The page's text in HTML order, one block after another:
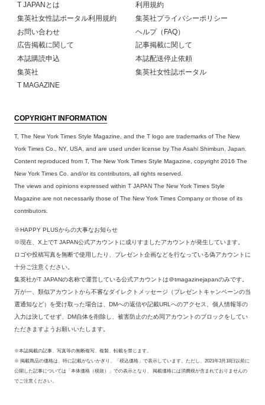
T JAPANとは
利用規約
集英社女性誌ポータル利用規約
集英社プライバシーポリシー
お問い合わせ
ヘルプ（FAQ）
広告掲載に関して
記事掲載に関して
本誌購読申込
本誌配送停止依頼
集英社
集英社女性誌ポータル
T MAGAZINE
COPYRIGHT INFORMATION
T, The New York Times Style Magazine, and the T logo are trademarks of The New
York Times Co., NY, USA, and are used under license by The Asahi Shimbun, Japan.
Content reproduced from T, The New York Times Style Magazine, copyright 2016 The
New York Times Co. and/or its contributors, all rights reserved.
The views and opinions expressed within T JAPAN The New York Times Style
Magazine are not necessarily those of The New York Times Company or those of its
contributors.
※HAPPY PLUSからの大事なお知らせ
※現在、X上でT JAPAN公式アカウントに成りすましたアカウントが発生しています。
ロゴや投稿写真を無断で使用したり、プレゼント企画などを行なっている偽アカウントに
十分ご注意ください。
集英社がT JAPANの名称で運営している公式アカウントは＠tmagazinejapanのみです。
万が一、類似アカウントから不審なダイレクトメッセージ（プレゼントキャンペーンの当
選通知など）を受け取った場合は、DMへの返信や記載URLへのアクセス、個人情報等の
入力は決してせず、DM自体を削除し、被害防止のため同アカウントのブロックをしてい
ただきますようお願いいたします。
※本誌掲載の記事、写真等の無断複写、複製、転載を禁じます。
※ 掲載商品の価格は、特に記載がないかぎり、「税込価格」で表示しています。ただし、2021年3月18日以前に
公開した記事については「本体価格（税抜）」での表示となり、 掲載価格には消費税が含まれておりませんの
でご注意ください。